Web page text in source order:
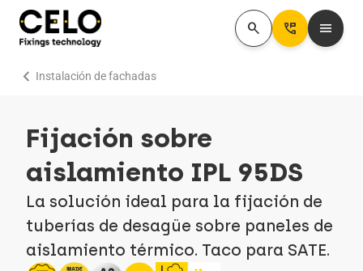
search Perm_Phone_Msg menu
Instalación de fachadas
chevron_right
Fijación sobre
aislamiento IPL 95DS
La solución ideal para la fijación de
tuberías de desagüe sobre paneles de
aislamiento térmico. Taco para SATE.